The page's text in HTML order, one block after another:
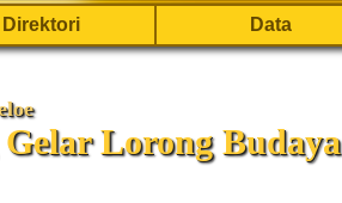
Direktori Data
Lorong Budaya